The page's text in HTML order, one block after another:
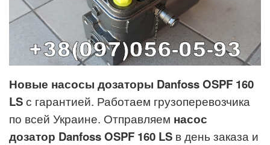
Новые насосы дозаторы Danfoss OSPF 160
LSс гарантией. Работаем грузоперевозчика
по всей Украине. Отправляем насос
дозатор Danfoss OSPF 160 LS в день заказа и